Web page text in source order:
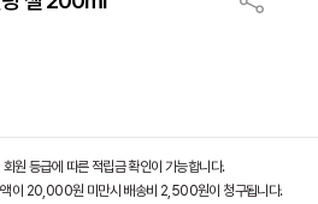
회원 등급에 따른 적립금 확인이 가능합니다.
액이 20,000원 미만시 배송비 2,500원이 청구됩니다.